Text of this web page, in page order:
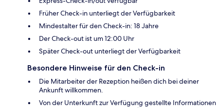
Früher Check-in unterliegt der Verfügbarkeit
Mindestalter für den Check-in: 18 Jahre
Der Check-out ist um 12:00 Uhr
Später Check-out unterliegt der Verfügbarkeit
Besondere Hinweise für den Check-in
Die Mitarbeiter der Rezeption heißen dich bei deiner
Ankunft willkommen.
Von der Unterkunft zur Verfügung gestellte Informationen